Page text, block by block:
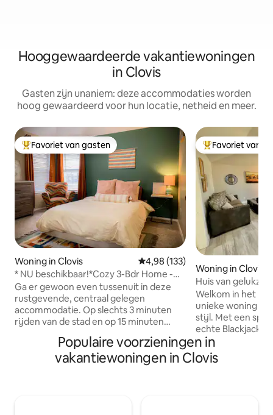
Hooggewaardeerde vakantiewoningen
in Clovis
Gasten zijn unaniem: deze accommodaties worden
hoog gewaardeerd voor hun locatie, netheid en meer.
Topfavoriet van gasten
Favoriet van gasten
Woning in Clovis Gemiddelde beoordeling van
4,98 (133)
* NU beschikbaar!*Cozy 3-Bdr Home -
Quiet Cul-de-Sac
Ga er gewoon even tussenuit in deze
rustgevende, centraal gelegen
accommodatie. Op slechts 3 minuten
rijden van de stad en op 15 minuten
toegang tot elke lokale bestemming.
Deze woning heeft een omheinde tuin -
goed opgevoede huisdieren zijn
Topfavoriet van
Favoriet van
Woning in Clovis
Huis van
Welkom in het
unieke woning
stijl. Met een
echte
haard! We hebben klassieke bordspellen,
pokerfiches en
spelen! We hebben ook meer dan
Populaire voorzieningen in
vakantiewoningen in Clovis